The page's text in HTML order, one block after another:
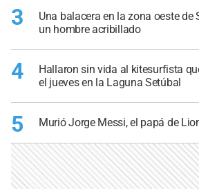
3
Una balacera en la zona oeste de
un hombre acribillado
4
Hallaron sin vida al kitesurfista
el jueves en la Laguna Setúbal
5 Murió Jorge Messi, el papá de